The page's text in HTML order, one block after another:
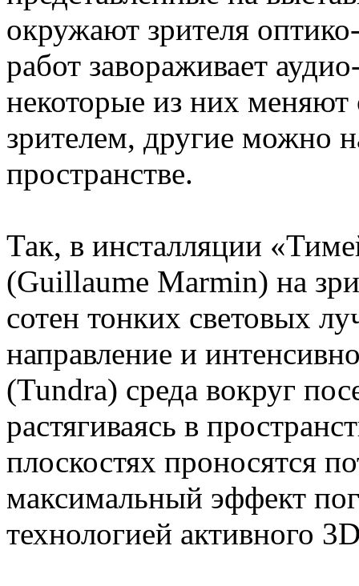
окружают зрителя
работ завораживает
некоторые из них меняют
зрителем, другие можно
пространстве.
Так, в инсталляции
(Guillaume Marmin) на
сотен тонких световых
направление и
(Tundra) среда вокруг
растягиваясь в
плоскостях проносятся
максимальный эффект
технологией активного